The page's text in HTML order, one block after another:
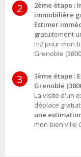
2
2ème étape :
immobilière
Estimer
gratuitement
m2 pour mon
Grenoble
3
3ème étape :
Grenoble
La visite d'un
déplace
une
mon bien ville